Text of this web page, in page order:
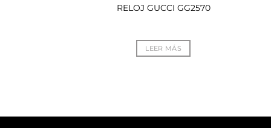
RELOJ GUCCI GG2570
LEER MÁS